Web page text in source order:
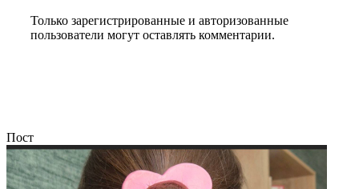
Только зарегистрированные и авторизованные
пользователи могут оставлять комментарии.
Пост